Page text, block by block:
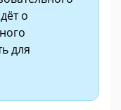
о
для